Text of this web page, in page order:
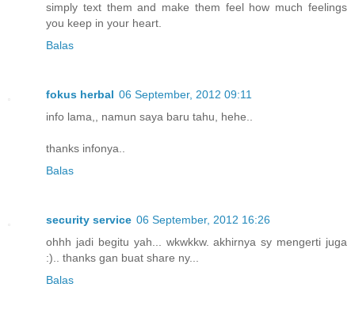
simply text them and make them feel how much feelings
you keep in your heart.
Balas
fokus herbal 06 September, 2012 09:11
info lama,, namun saya baru tahu, hehe..
thanks infonya..
Balas
security service 06 September, 2012 16:26
ohhh jadi begitu yah... wkwkkw. akhirnya sy mengerti juga
:).. thanks gan buat share ny...
Balas